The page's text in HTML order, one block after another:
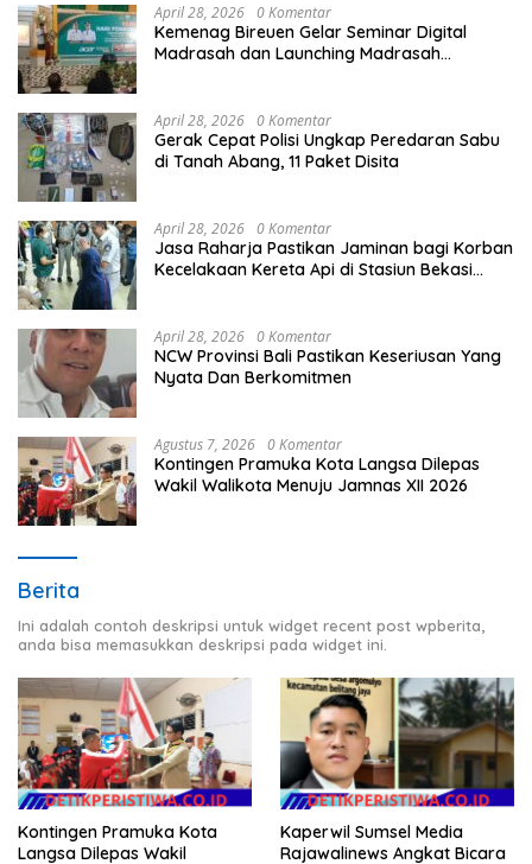
April 28, 2026 0 Komentar
Kemenag Bireuen Gelar Seminar Digital
Madrasah dan Launching Madrasah
April 28, 2026 0 Komentar
Gerak Cepat Polisi Ungkap Peredaran Sabu
di Tanah Abang, 11 Paket Disita
April 28, 2026 0 Komentar
Jasa Raharja Pastikan Jaminan bagi Korban
Kecelakaan Kereta Api di Stasiun Bekasi
April 28, 2026 0 Komentar
NCW Provinsi Bali Pastikan Keseriusan Yang
Nyata Dan Berkomitmen
Agustus 7, 2026 0 Komentar
Kontingen Pramuka Kota Langsa Dilepas
Wakil Walikota Menuju Jamnas XII 2026
Berita
Ini adalah contoh deskripsi untuk widget recent post wpberita,
anda bisa memasukkan deskripsi pada widget ini.
Kontingen Pramuka Kota
Langsa Dilepas Wakil
Kaperwil Sumsel Media
Rajawalinews Angkat Bicara